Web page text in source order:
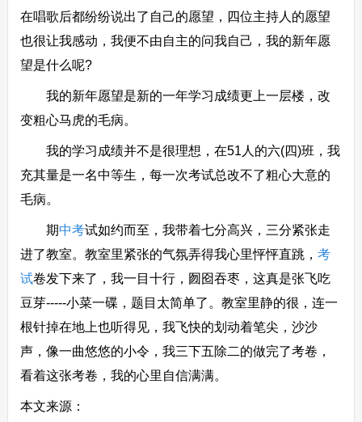
在唱歌后都纷纷说出了自己的愿望，四位主持人的愿望
也很让我感动，我便不由自主的问我自己，我的新年愿
望是什么呢?
我的新年愿望是新的一年学习成绩更上一层楼，改
变粗心马虎的毛病。
我的学习成绩并不是很理想，在51人的六(四)班，我
充其量是一名中等生，每一次考试总改不了粗心大意的
毛病。
期中考试如约而至，我带着七分高兴，三分紧张走
进了教室。教室里紧张的气氛弄得我心里怦怦直跳， 考
试卷发下来了，我一目十行，囫囵吞枣，这真是张飞吃
豆芽-----小菜一碟，题目太简单了。教室里静的很，连一
根针掉在地上也听得见，我飞快的划动着笔尖，沙沙
声，像一曲悠悠的小令，我三下五除二的做完了考卷，
看着这张考卷，我的心里自信满满。
本文来源：